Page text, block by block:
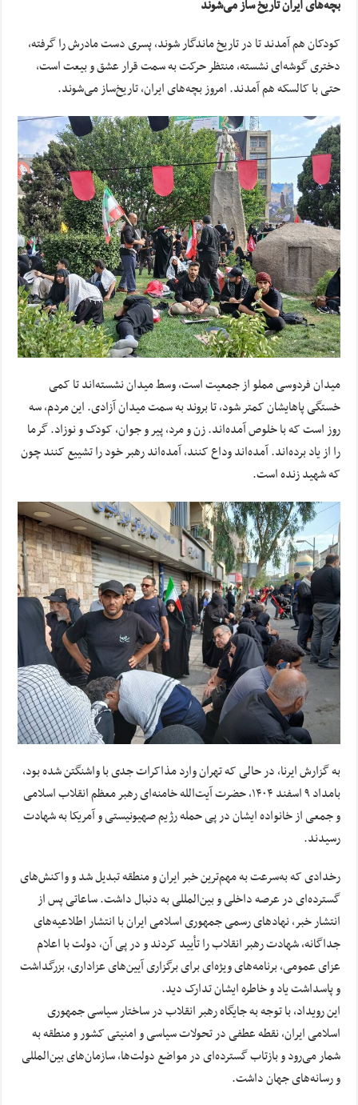
بچه‌های ایران تاریخ ساز می‌شوند
کودکان هم آمدند تا در تاریخ ماندگار شوند، پسری دست مادرش را گرفته،
دختری گوشه‌ای نشسته، منتظر حرکت به سمت قرار عشق و بیعت است،
حتی با کالسکه هم آمدند. امروز بچه‌های ایران، تاریخ‌ساز می‌شوند.
میدان فردوسی مملو از جمعیت است، وسط میدان نشسته‌اند تا کمی
خستگی پاهایشان کمتر شود، تا بروند به سمت میدان آزادی. این مردم، سه
روز است که با خلوص آمده‌اند. زن و مرد، پیر و جوان، کودک و نوزاد. گرما
را از یاد برده‌اند. آمده‌اند وداع کنند، آمده‌اند رهبر خود را تشییع کنند چون
که شهید زنده‌ است.
به گزارش ایرنا، در حالی که تهران وارد مذاکرات جدی با واشنگتن شده بود،
بامداد ۹ اسفند ۱۴۰۴، ‌حضرت آیت‌الله خامنه‌ای رهبر معظم انقلاب اسلامی
و جمعی از خانواده ایشان در پی حمله رژیم صهیونیستی و آمریکا به شهادت
رسیدند.
رخدادی که به‌سرعت به مهم‌ترین خبر ایران و منطقه تبدیل شد و واکنش‌های
گسترده‌ای در عرصه داخلی و بین‌المللی به دنبال داشت. ساعاتی پس از
انتشار خبر، نهادهای رسمی جمهوری اسلامی ایران با انتشار اطلاعیه‌های
جداگانه، شهادت رهبر انقلاب را تأیید کردند و در پی آن، دولت با اعلام
عزای عمومی، برنامه‌های ویژه‌ای برای برگزاری آیین‌های عزاداری، بزرگداشت
و پاسداشت یاد و خاطره ایشان تدارک دید.
این رویداد، با توجه به جایگاه رهبر انقلاب در ساختار سیاسی جمهوری
اسلامی ایران، نقطه عطفی در تحولات سیاسی و امنیتی کشور و منطقه به
شمار می‌رود و بازتاب گسترده‌ای در مواضع دولت‌ها، سازمان‌های بین‌المللی
و رسانه‌های جهان داشت.